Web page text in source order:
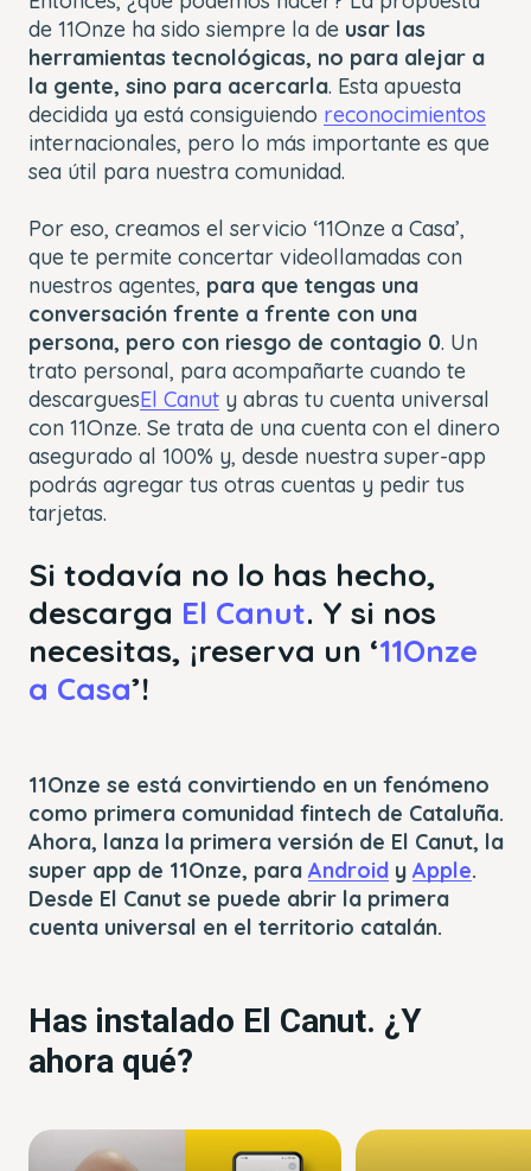
de 11Onze ha sido siempre la de usar las
herramientas tecnológicas, no para alejar a
la gente, sino para acercarla. Esta apuesta
decidida ya está consiguiendo reconocimientos
internacionales, pero lo más importante es que
sea útil para nuestra comunidad.
Por eso, creamos el servicio ‘11Onze a Casa’,
que te permite concertar videollamadas con
nuestros agentes, para que tengas una
conversación frente a frente con una
persona, pero con riesgo de contagio 0. Un
trato personal, para acompañarte cuando te
descarguesEl Canut y abras tu cuenta universal
con 11Onze. Se trata de una cuenta con el dinero
asegurado al 100% y, desde nuestra super-app
podrás agregar tus otras cuentas y pedir tus
tarjetas.
Si todavía no lo has hecho,
descarga El Canut. Y si nos
necesitas, ¡reserva un ‘11Onze
a Casa’!
11Onze se está convirtiendo en un fenómeno
como primera comunidad fintech de Cataluña.
Ahora, lanza la primera versión de El Canut, la
super app de 11Onze, para Android y Apple.
Desde El Canut se puede abrir la primera
cuenta universal en el territorio catalán.
Has instalado El Canut. ¿Y
ahora qué?